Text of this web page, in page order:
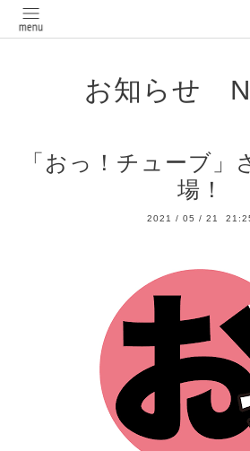
お知らせ
「おっ！チューブ」
場！
2021 / 05 / 21